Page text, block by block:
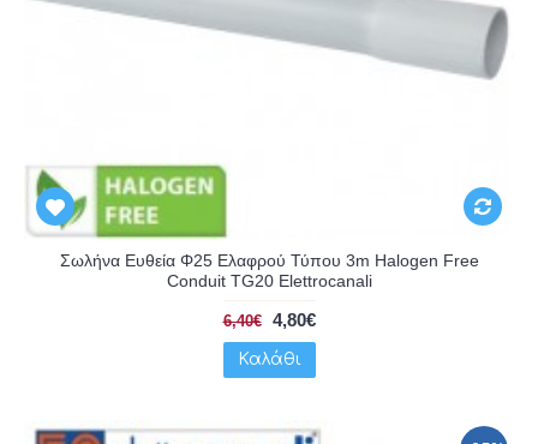
Σωλήνα Ευθεία Φ25 Ελαφρού Τύπου 3m Halogen Free
Conduit TG20 Elettrocanali
6,40€ 4,80€
Καλάθι